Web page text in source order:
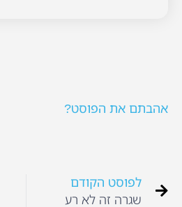
אהבתם את הפוסט?
לפוסט הקודם
שגרה זה לא רע